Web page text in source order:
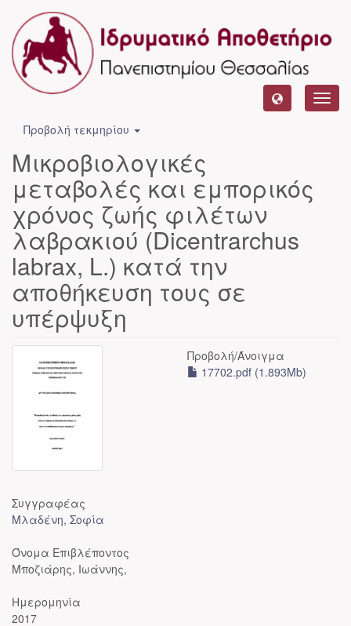
Προβολή τεκμηρίου
Μικροβιολογικές
μεταβολές και εμπορικός
χρόνος ζωής φιλέτων
λαβρακιού (Dicentrarchus
labrax, L.) κατά την
αποθήκευση τους σε
υπέρψυξη
Προβολή/Άνοιγμα
17702.pdf (1.893Mb)
Συγγραφέας
Μλαδένη, Σοφία
Όνομα Επιβλέποντος
Μποζιάρης, Ιωάννης,
Ημερομηνία
2017